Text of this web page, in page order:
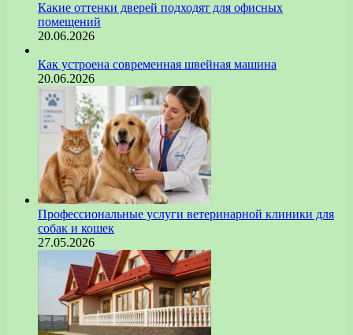
Какие оттенки дверей подходят для офисных
помещений
20.06.2026
Как устроена современная швейная машина
20.06.2026
Профессиональные услуги ветеринарной клиники для
собак и кошек
27.05.2026